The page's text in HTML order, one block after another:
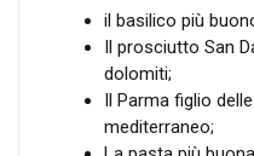
il basilico più
Il prosciutto San
dolomiti;
Il Parma figlio
mediterraneo;